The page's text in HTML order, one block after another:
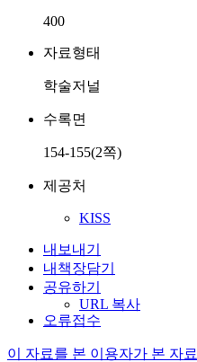
400
자료형태
학술저널
수록면
154-155(2쪽)
제공처
KISS
내보내기
내책장담기
공유하기
URL 복사
오류접수
이 자료를 본 이용자가 본 자료